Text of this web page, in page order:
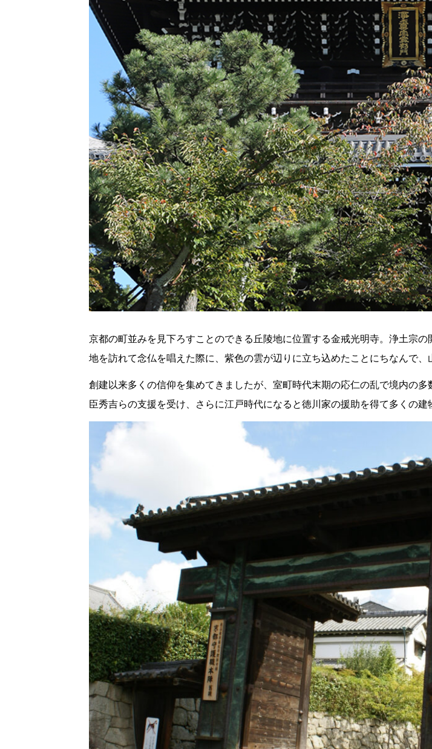
京都の町並みを見下ろすことのできる丘陵地に位置する金戒光明寺。浄土宗
地を訪れて念仏を唱えた際に、紫色の雲が辺りに立ち込めたことにちなんで、
創建以来多くの信仰を集めてきましたが、室町時代末期の応仁の乱で境内の
臣秀吉らの支援を受け、さらに江戸時代になると徳川家の援助を得て多くの建